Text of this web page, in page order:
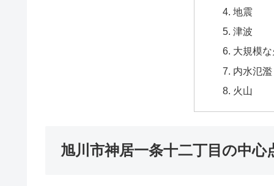
地震
津波
大規模
内水氾濫
火山
旭川市神居一条十二丁目の中心